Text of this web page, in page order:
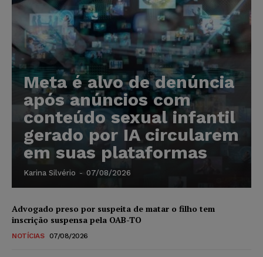
Meta é alvo de denúncia
após anúncios com
conteúdo sexual infantil
gerado por IA circularem
em suas plataformas
Karina Silvério - 07/08/2026
Advogado preso por suspeita de matar o filho tem
inscrição suspensa pela OAB-TO
NOTÍCIAS 07/08/2026